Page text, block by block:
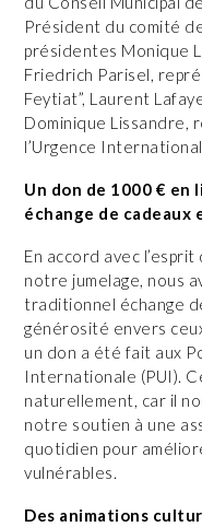
Président du comité
présidentes Monique
Friedrich Parisel,
Feytiat”, Laurent
Dominique Lissandre,
l’Urgence
Un don de 1000 €
échange de cadeaux
En accord avec
notre jumelage, nous
traditionnel échange
générosité envers
un don a été fait aux
Internationale (PUI).
naturellement, car il
notre soutien à une
quotidien pour
vulnérables.
Des animations